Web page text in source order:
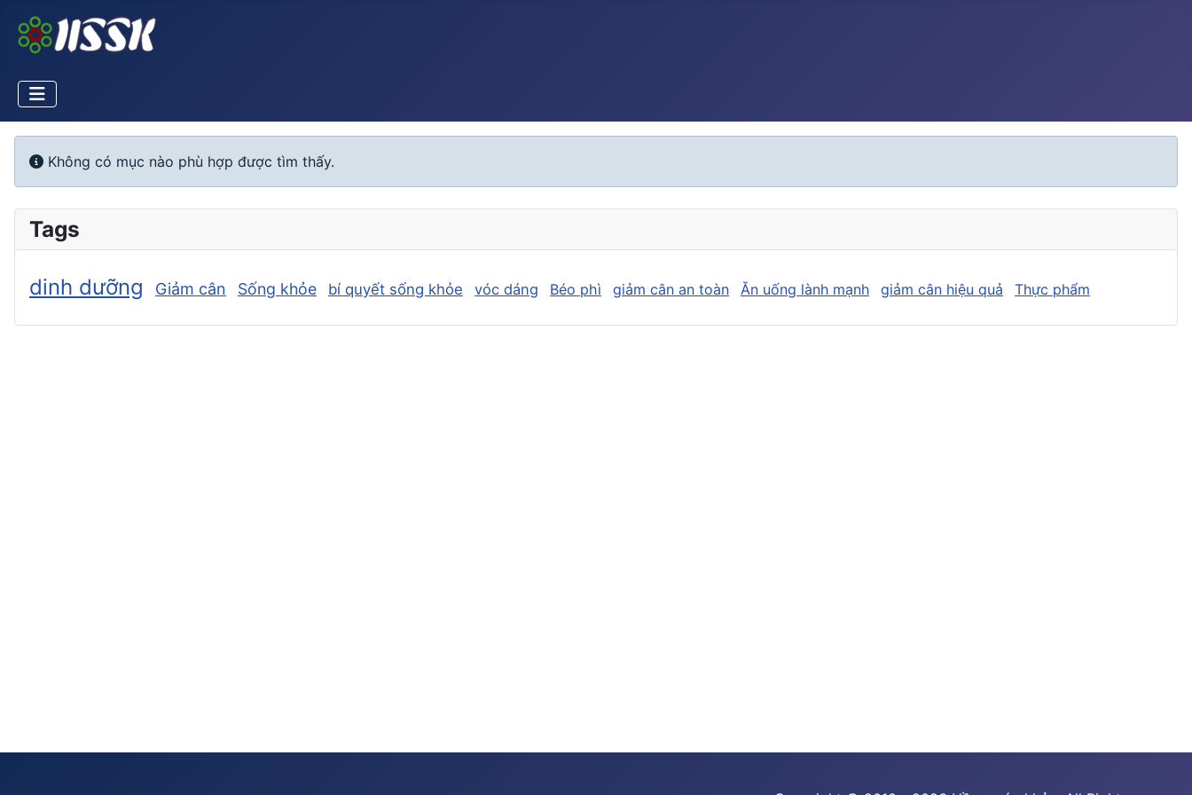
Info
Không có mục nào phù hợp được tìm thấy.
Tags
dinh dưỡng Giảm cân Sống khỏe bí quyết sống khỏe vóc dáng Béo phì giảm cân an toàn Ăn uống lành mạnh giảm cân hiệu quả Thực phẩm